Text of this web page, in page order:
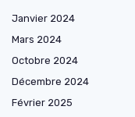
Janvier 2024
Mars 2024
Octobre 2024
Décembre 2024
Février 2025